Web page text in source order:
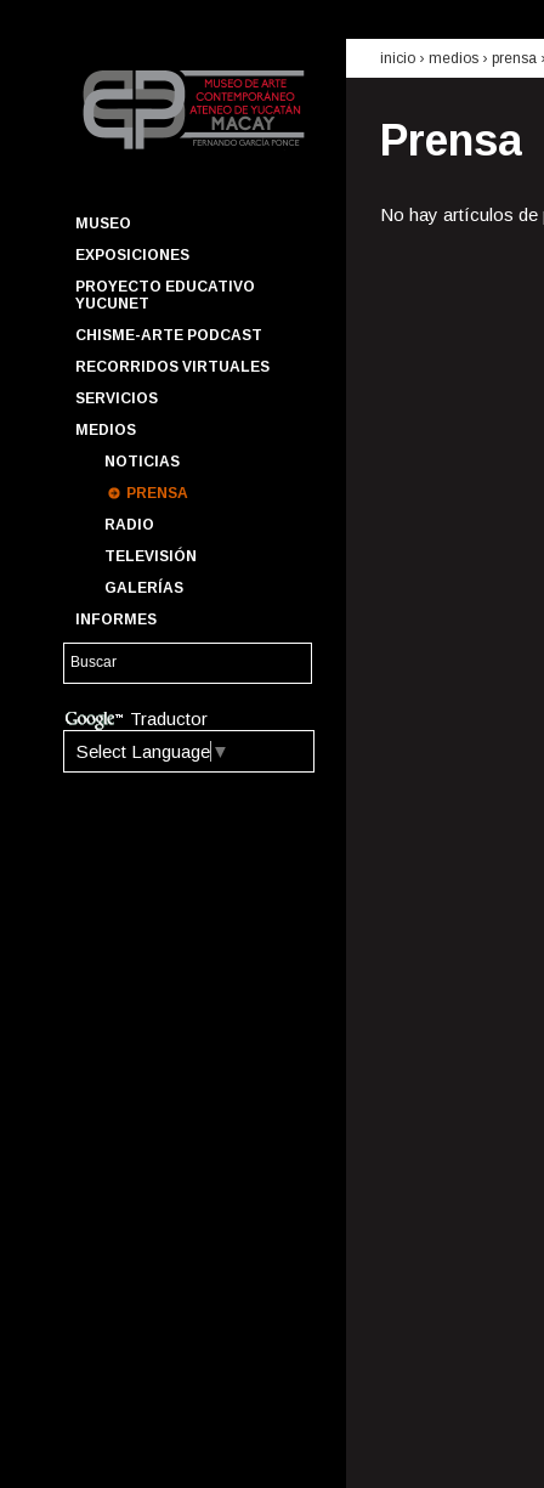
MUSEO
EXPOSICIONES
PROYECTO EDUCATIVO
YUCUNET
CHISME-ARTE PODCAST
RECORRIDOS VIRTUALES
SERVICIOS
MEDIOS
NOTICIAS
PRENSA
RADIO
TELEVISIÓN
GALERÍAS
INFORMES
Traductor
Select Language ▼
inicio › medios › prensa
Prensa
No hay artículos de